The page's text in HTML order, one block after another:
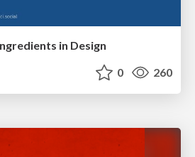
in Design
0 260